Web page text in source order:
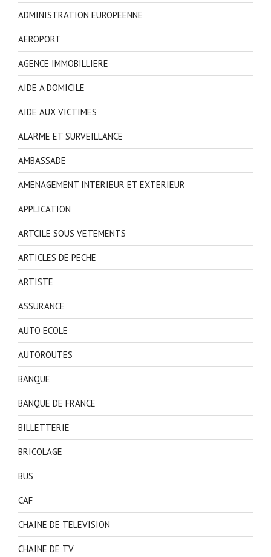
ADMINISTRATION EUROPEENNE
AEROPORT
AGENCE IMMOBILLIERE
AIDE A DOMICILE
AIDE AUX VICTIMES
ALARME ET SURVEILLANCE
AMBASSADE
AMENAGEMENT INTERIEUR ET EXTERIEUR
APPLICATION
ARTCILE SOUS VETEMENTS
ARTICLES DE PECHE
ARTISTE
ASSURANCE
AUTO ECOLE
AUTOROUTES
BANQUE
BANQUE DE FRANCE
BILLETTERIE
BRICOLAGE
BUS
CAF
CHAINE DE TELEVISION
CHAINE DE TV